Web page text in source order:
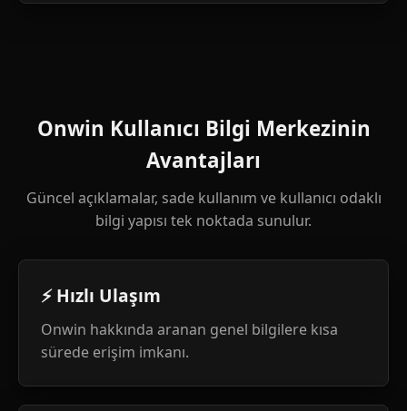
Onwin Kullanıcı Bilgi Merkezinin
Avantajları
Güncel açıklamalar, sade kullanım ve kullanıcı odaklı
bilgi yapısı tek noktada sunulur.
⚡ Hızlı Ulaşım
Onwin hakkında aranan genel bilgilere kısa
sürede erişim imkanı.